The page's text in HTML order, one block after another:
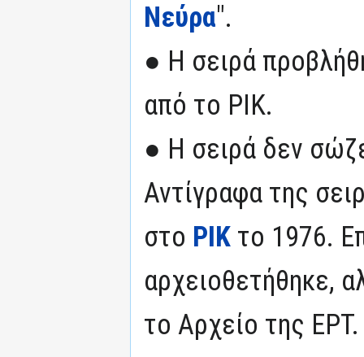
Νεύρα".
● Η σειρά
από το ΡΙΚ.
● Η σειρά δεν
Αντίγραφα της
στο ΡΙΚ το 1976.
αρχειοθετήθηκε,
το Αρχείο της ΕΡΤ.